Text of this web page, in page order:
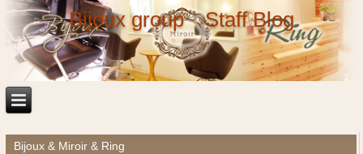
Bijoux group Staff Blog
Bijoux & Miroir & Ring